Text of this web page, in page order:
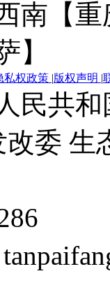
南【
】
私权政策 |版权声明 |
民共
委 生